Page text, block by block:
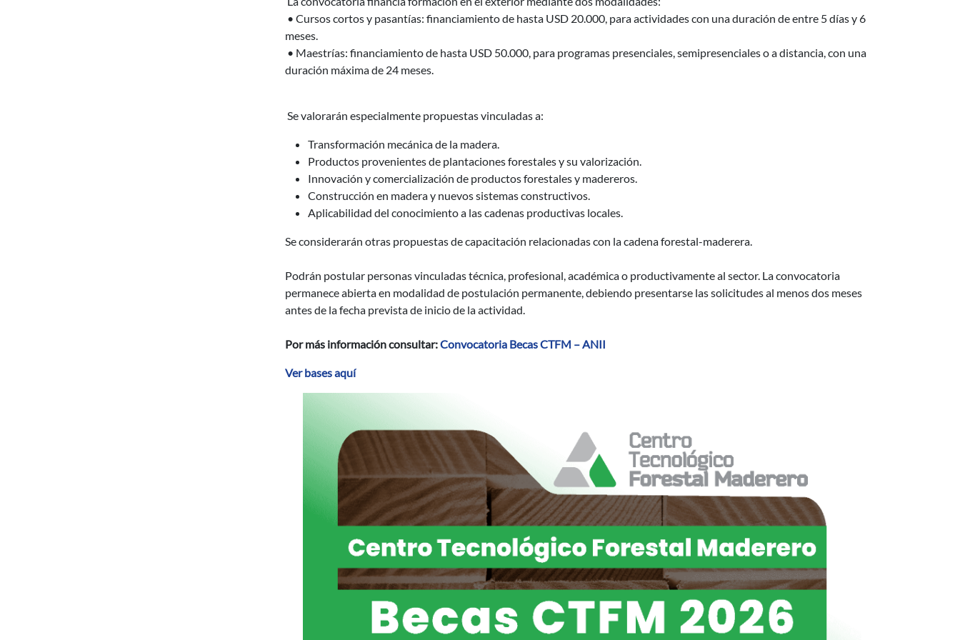
• Cursos cortos y pasantías: financiamiento de hasta USD 20.000, para actividades con una duración de entre 5 días y 6
meses.
• Maestrías: financiamiento de hasta USD 50.000, para programas presenciales, semipresenciales o a distancia, con una
duración máxima de 24 meses.
Se valorarán especialmente propuestas vinculadas a:
Transformación mecánica de la madera.
Productos provenientes de plantaciones forestales y su valorización.
Innovación y comercialización de productos forestales y madereros.
Construcción en madera y nuevos sistemas constructivos.
Aplicabilidad del conocimiento a las cadenas productivas locales.
Se considerarán otras propuestas de capacitación relacionadas con la cadena forestal-maderera.
Podrán postular personas vinculadas técnica, profesional, académica o productivamente al sector. La convocatoria
permanece abierta en modalidad de postulación permanente, debiendo presentarse las solicitudes al menos dos meses
antes de la fecha prevista de inicio de la actividad.
Por más información consultar:Convocatoria Becas CTFM – ANII
Ver bases aquí